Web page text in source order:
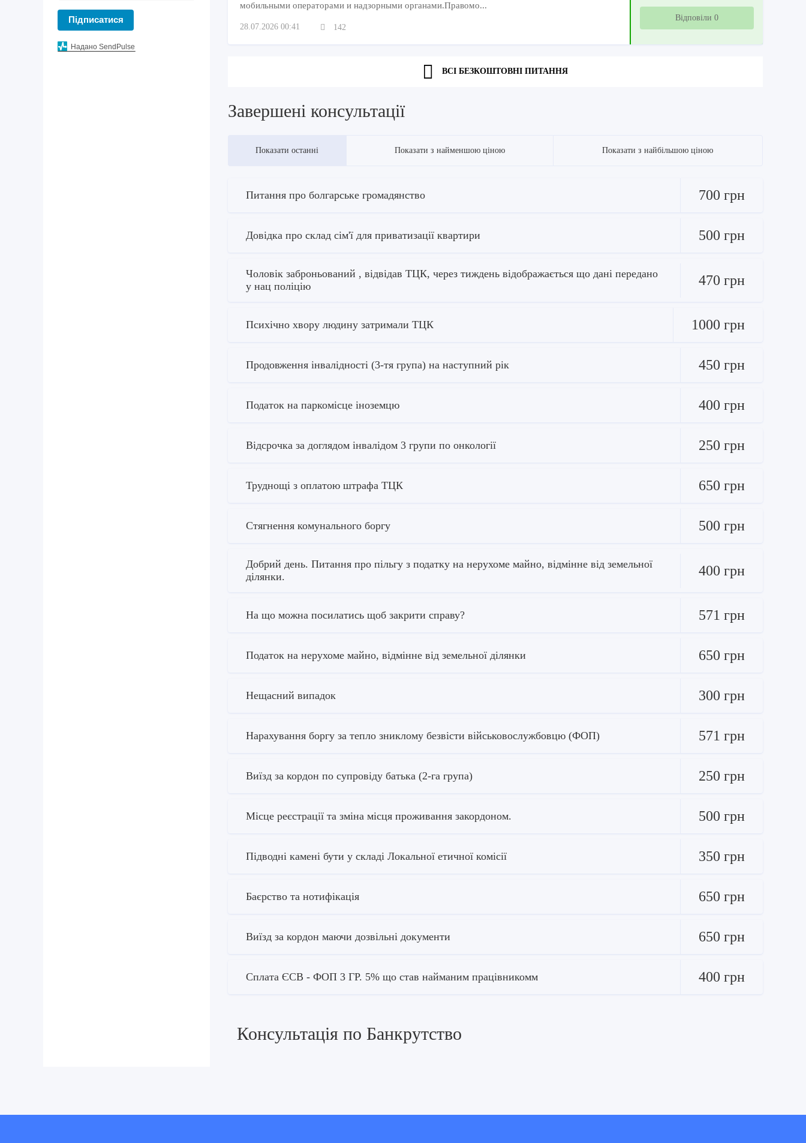
Підписатися
Надано SendPulse
мобильными операторами и надзорными органами.Правомо...
28.07.2026 00:41 142
Відповіли 0
ВСІ БЕЗКОШТОВНІ ПИТАННЯ
Завершені консультації
Показати останні Показати з найменшою ціною Показати з найбільшою ціною
Питання про болгарське громадянство 700 грн
Довідка про склад сім'ї для приватизації квартири 500 грн
Чоловік заброньований , відвідав ТЦК, через тиждень відображається що дані передано
у нац поліцію
470 грн
Психічно хвору людину затримали ТЦК 1000 грн
Продовження інвалідності (3-тя група) на наступний рік 450 грн
Податок на паркомісце іноземцю 400 грн
Відсрочка за доглядом інвалідом 3 групи по онкології 250 грн
Труднощі з оплатою штрафа ТЦК 650 грн
Стягнення комунального боргу 500 грн
Добрий день. Питання про пільгу з податку на нерухоме майно, відмінне від земельної
ділянки.
400 грн
На що можна посилатись щоб закрити справу? 571 грн
Податок на нерухоме майно, відмінне від земельної ділянки 650 грн
Нещасний випадок 300 грн
Нарахування боргу за тепло зниклому безвісти військовослужбовцю (ФОП) 571 грн
Виїзд за кордон по супровіду батька (2-га група) 250 грн
Місце реєстрації та зміна місця проживання закордоном. 500 грн
Підводні камені бути у складі Локальної етичної комісії 350 грн
Баєрство та нотифікація 650 грн
Виїзд за кордон маючи дозвільні документи 650 грн
Сплата ЄСВ - ФОП 3 ГР. 5% що став найманим працівникомм 400 грн
Консультація по Банкрутство